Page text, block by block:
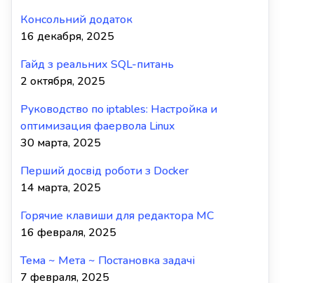
Консольний додаток
16 декабря, 2025
Гайд з реальних SQL-питань
2 октября, 2025
Руководство по iptables: Настройка и
оптимизация фаервола Linux
30 марта, 2025
Перший досвід роботи з Docker
14 марта, 2025
Горячие клавиши для редактора MC
16 февраля, 2025
Тема ~ Мета ~ Постановка задачі
7 февраля, 2025